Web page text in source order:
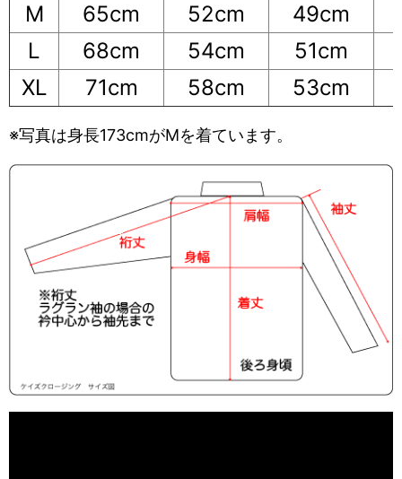
M
65cm 52cm 49cm
L
68cm 54cm 51cm
XL
71cm 58cm 53cm
※写真は身長173cmがMを着ています。